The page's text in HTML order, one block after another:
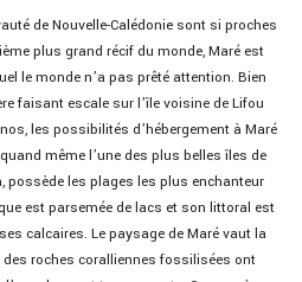
de Nouvelle-Calédonie sont si proches
plus grand récif du monde, Maré est
le monde n’a pas prêté attention. Bien
faisant escale sur l’île voisine de Lifou
les possibilités d’hébergement à Maré
même l’une des plus belles îles de
possède les plages les plus enchanteur
est parsemée de lacs et son littoral est
calcaires. Le paysage de Maré vaut la
des roches coralliennes fossilisées ont